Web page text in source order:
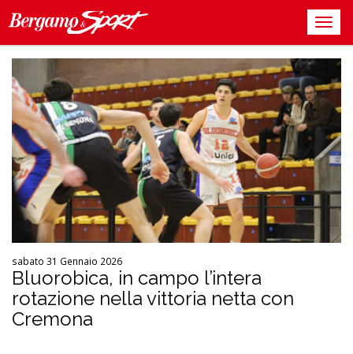
sabato 31 Gennaio 2026
Bluorobica, in campo l’intera
rotazione nella vittoria netta con
Cremona